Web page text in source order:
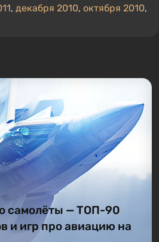
, декабря 2010, октября 2010,
самолёты — ТОП-90
и игр про авиацию на